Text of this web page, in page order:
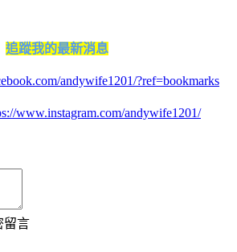
追蹤我的最新消息
andywife1201/?ref=bookmarks
www.instagram.com/andywife1201/
留言